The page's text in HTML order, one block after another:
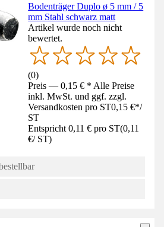
Bodenträger Duplo ø 5 mm / 5
mm Stahl schwarz matt
Artikel wurde noch nicht
bewertet.
(0)
Preis — 0,15 € * Alle Preise
inkl. MwSt. und ggf. zzgl.
Versandkosten pro ST0,15 €*/
ST
Entspricht 0,11 € pro ST(0,11
€/ ST)